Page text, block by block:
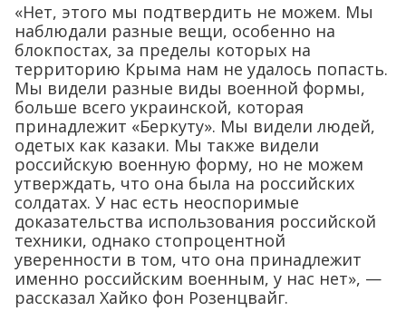
«Нет, этого мы подтвердить не можем. Мы
наблюдали разные вещи, особенно на
блокпостах, за пределы которых на
территорию Крыма нам не удалось попасть.
Мы видели разные виды военной формы,
больше всего украинской, которая
принадлежит «Беркуту». Мы видели людей,
одетых как казаки. Мы также видели
российскую военную форму, но не можем
утверждать, что она была на российских
солдатах. У нас есть неоспоримые
доказательства использования российской
техники, однако стопроцентной
уверенности в том, что она принадлежит
именно российским военным, у нас нет», —
рассказал Хайко фон Розенцвайг.